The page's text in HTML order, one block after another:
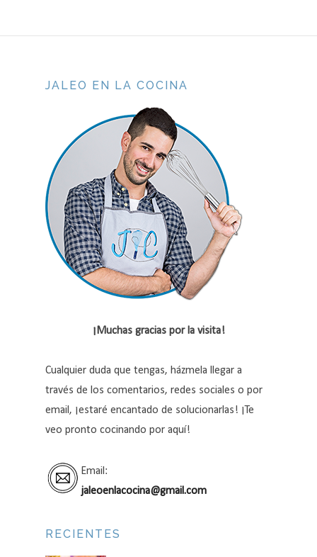
JALEO EN LA COCINA
¡Muchas gracias por la visita!
Cualquier duda que tengas, házmela llegar a
través de los comentarios, redes sociales o por
email, ¡estaré encantado de solucionarlas! ¡Te
veo pronto cocinando por aquí!
Email:
jaleoenlacocina@gmail.com
RECIENTES